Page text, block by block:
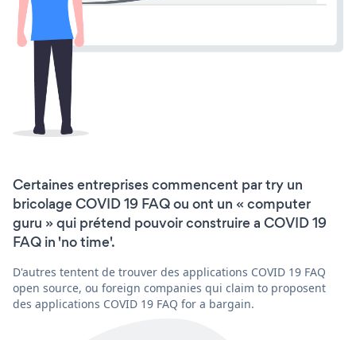
Certaines entreprises commencent par try un
bricolage COVID 19 FAQ ou ont un « computer
guru » qui prétend pouvoir construire a COVID 19
FAQ in 'no time'.
D'autres tentent de trouver des applications COVID 19 FAQ
open source, ou foreign companies qui claim to proposent
des applications COVID 19 FAQ for a bargain.